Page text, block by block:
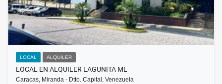
LOCAL ALQUILER
LOCAL EN ALQUILER LAGUNITA ML
Caracas, Miranda - Dtto. Capital, Venezuela